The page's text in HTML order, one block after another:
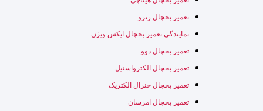
تعمیر یخچال رنزو
نمایندگی تعمیر یخچال ایکس ویژن
تعمیر یخچال دوو
تعمیر یخچال الکترواستیل
تعمیر یخچال جنرال الکتریک
تعمیر یخچال امرسان